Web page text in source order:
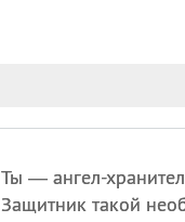
Ты — ангел-
Защитник такой